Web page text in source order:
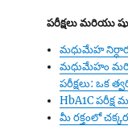
పరీక్షలు మరియు
మధుమేహ
మధుమేహం
పరీక్షలు: ఒక
HbA1C
మీ రక్తంలో